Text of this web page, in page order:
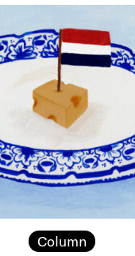
Column